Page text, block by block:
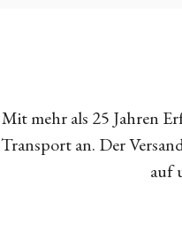
Mit mehr als 25 Jahren
Transport an. Der
auf